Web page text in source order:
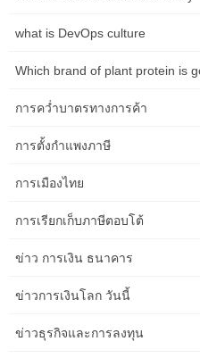
Hockey’s Powerhouses:
Track and Field: Speed and
Collegiate Athletes Making
Football Prospects
Albany’s
Local
Albany, New York, has a rich
these athletes represent the grit
what is DevOps culture
Which brand of plant protein is
การคว่ำบาตรทางการค้า
การตั้งกำแพงภาษี
การเมืองไทย
การเรียกเก็บภาษีตอบโต้
ข่าว การเงิน ธนาคาร
ข่าวการเงินโลก วันนี้
ข่าวธุรกิจและการลงทุน